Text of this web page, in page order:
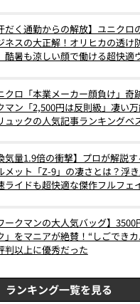
だく通勤からの解放】ユニクロ
ネスの大正解！オリヒカの透け
酷暑も涼しい顔で働ける超快適
クロ「本業メーカー顔負け」奇
マン「2,500円は反則級」凄い
ュックの人気記事ランキングベ
気量1.9倍の衝撃】プロが解説
メット「Z-9」の凄さとは？浮
ライドも超快適な傑作フルフェ
ークマンの大人気バッグ】3500
」をマニアが絶賛！“しごでき
判以上に優秀だった
ランキング一覧を見る